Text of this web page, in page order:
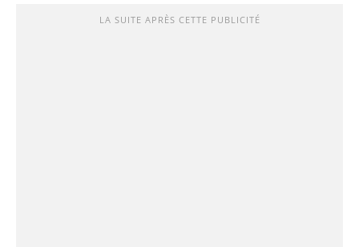
LA SUITE APRÈS CETTE PUBLICITÉ